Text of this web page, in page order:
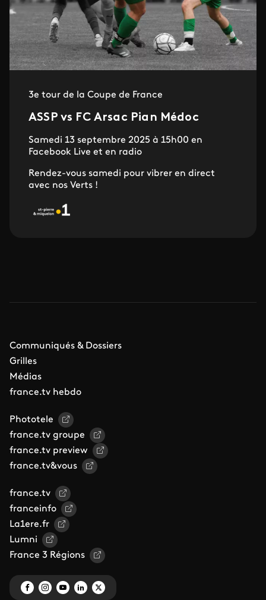
3e tour de la Coupe de France
ASSP vs FC Arsac Pian Médoc
Samedi 13 septembre 2025 à 15h00 en
Facebook Live et en radio
Rendez-vous samedi pour vibrer en direct
avec nos Verts !
Communiqués & Dossiers
Grilles
Médias
france.tv hebdo
Phototele
france.tv groupe
france.tv preview
france.tv&vous
france.tv
franceinfo
La1ere.fr
Lumni
France 3 Régions